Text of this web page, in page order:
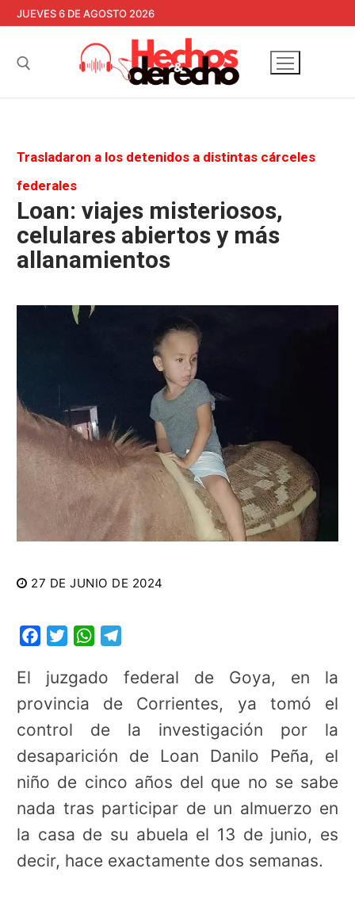
contenido
JUEVES 6 DE AGOSTO 2026
Trasladaron a los detenidos a distintas cárceles
federales
Loan: viajes misteriosos,
celulares abiertos y más
allanamientos
27 DE JUNIO DE 2024
FacebookTwitterWhatsApp
El juzgado federal de Goya, en la
provincia de Corrientes, ya tomó el
control de la investigación por la
desaparición de Loan Danilo Peña, el
niño de cinco años del que no se sabe
nada tras participar de un almuerzo en
la casa de su abuela el 13 de junio, es
decir, hace exactamente dos semanas.